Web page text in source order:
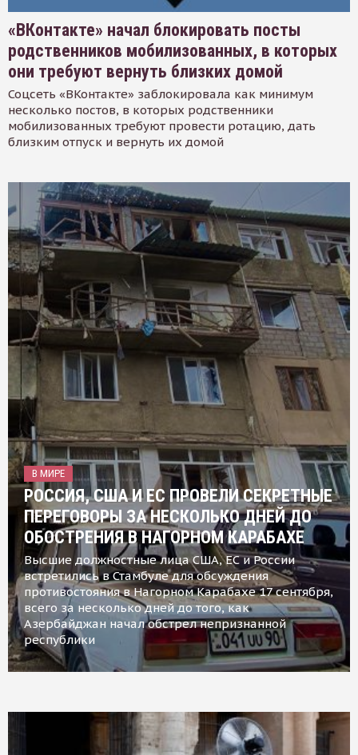
«ВКонтакте» начал блокировать посты
родственников мобилизованных, в которых
они требуют вернуть близких домой
Соцсеть «ВКонтакте» заблокировала как минимум
несколько постов, в которых родственники
мобилизованных требуют провести ротацию, дать
близким отпуск и вернуть их домой
В МИРЕ
РОССИЯ, США И ЕС ПРОВЕЛИ СЕКРЕТНЫЕ
ПЕРЕГОВОРЫ ЗА НЕСКОЛЬКО ДНЕЙ ДО
ОБОСТРЕНИЯ В НАГОРНОМ КАРАБАХЕ
Высшие должностные лица США, ЕС и России
встретились в Стамбуле для обсуждения
противостояния в Нагорном Карабахе 17 сентября,
всего за несколько дней до того, как
Азербайджан начал обстрел непризнанной
республики